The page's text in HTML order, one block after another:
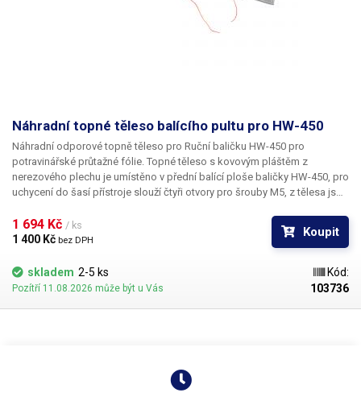
Náhradní topné těleso balícího pultu pro HW-450
Náhradní odporové topně těleso pro Ruční baličku HW-450 pro
potravinářské průtažné fólie. Topné těleso s kovovým pláštěm z
nerezového plechu je umístěno v přední balící ploše baličky HW-450, pro
uchycení do šasí přístroje slouží čtyři otvory pro šrouby M5, z tělesa jsou
1 694 Kč / ks
1 400 Kč bez DPH
Koupit
skladem 2-5 ks
Pozítří 11.08.2026 může být u Vás
Kód:
103736